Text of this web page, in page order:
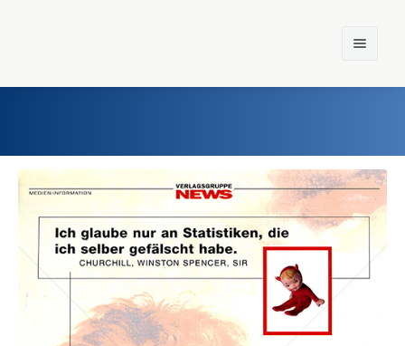
Home
Einst und Heute
Marken
Konzerne
Epoche